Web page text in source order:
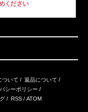
ついて / 返品について /
シーポリシー /
/ RSS / ATOM